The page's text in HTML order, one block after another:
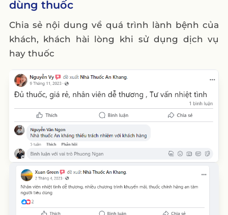
dùng thuốc
Chia sẻ nội dung về quá trình lành bệnh của
khách, khách hài lòng khi sử dụng dịch vụ
hay thuốc